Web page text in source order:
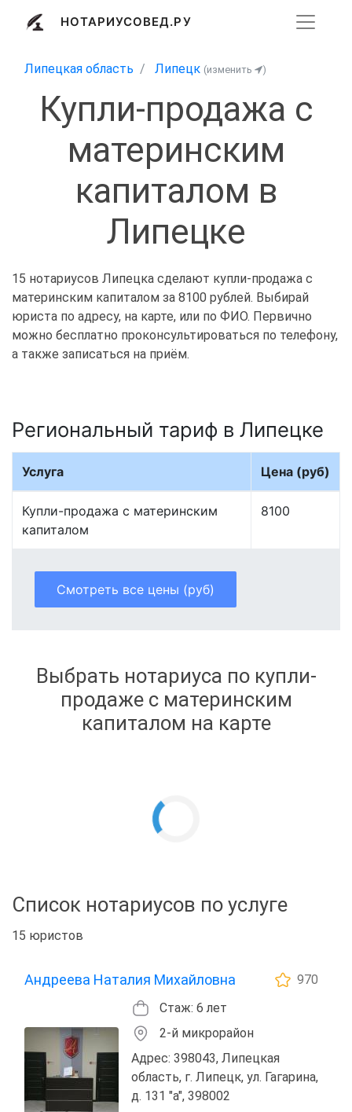
НОТАРИУСОВЕД.РУ
Липецкая область Липецк (изменить )
Купли-продажа с
материнским
капиталом в
Липецке
15 нотариусов Липецка сделают купли-продажа с
материнским капиталом за 8100 рублей. Выбирай
юриста по адресу, на карте, или по ФИО. Первично
можно бесплатно проконсультироваться по телефону,
а также записаться на приём.
Региональный тариф в Липецке
Услуга Цена (руб)
Купли-продажа с материнским
капиталом
8100
Смотреть все цены (руб)
Выбрать нотариуса по купли-
продаже с материнским
капиталом на карте
Список нотариусов по услуге
15 юристов
Андреева Наталия Михайловна
970
Стаж: 6 лет
2-й микрорайон
Адрес: 398043, Липецкая
область, г. Липецк, ул. Гагарина,
д. 131 "а", 398002